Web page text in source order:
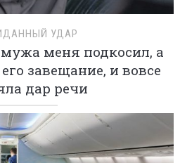
УДАР
меня подкосил, а
завещание, и вовсе
дар речи